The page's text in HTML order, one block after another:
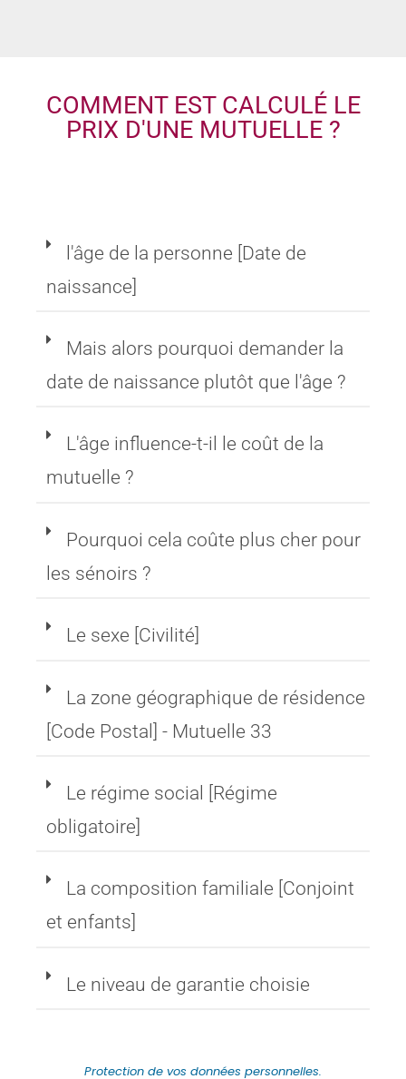
COMMENT EST CALCULÉ LE
l'âge de la personne [Date de
Mais alors pourquoi demander la
L'âge influence-t-il le coût de la
Pourquoi cela coûte plus cher pour
La zone géographique de résidence
Le régime social [Régime
La composition familiale [Conjoint